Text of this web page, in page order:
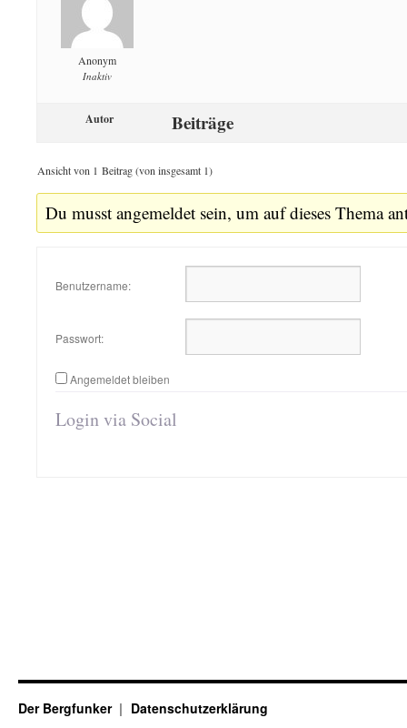
Anonym
Inaktiv
Autor Beiträge
Ansicht von 1 Beitrag (von insgesamt 1)
Du musst angemeldet sein, um auf dieses Thema
Benutzername:
Passwort:
Angemeldet bleiben
Login via Social
Der Bergfunker Datenschutzerklärung